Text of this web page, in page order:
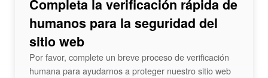
Completa la verificación rápida de
humanos para la seguridad del
sitio web
Por favor, complete un breve proceso de verificación
humana para ayudarnos a proteger nuestro sitio web